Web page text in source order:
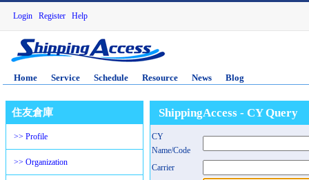
Login Register Help
Home Service Schedule Resource News Blog
住友倉庫
>> Profile
>> Organization
ShippingAccess - CY Query
CY
Name/Code
Carrier